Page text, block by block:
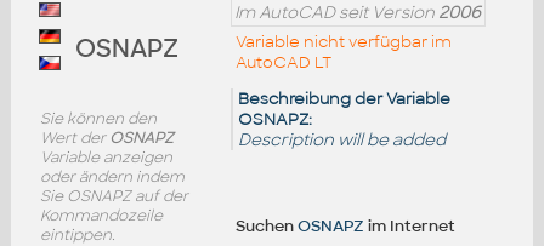
Im AutoCAD seit Version 2006
Variable nicht verfügbar im
AutoCAD LT
Beschreibung der Variable
OSNAPZ:
Description will be added
SuchenOSNAPZ im Internet
OSNAPZ
Sie können den
Wert der OSNAPZ
Variable anzeigen
oder ändern indem
Sie OSNAPZ auf der
Kommandozeile
eintippen.